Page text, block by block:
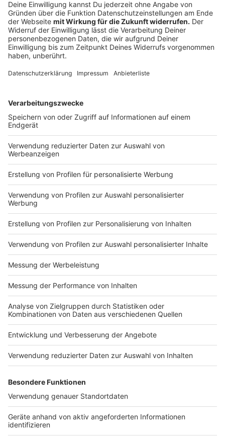
Wir benötigen Ihre
Zustimmung, um den YouTube
Video-Service zu laden!
Wir verwenden einen Service eines
Drittanbieters, um Videoinhalte
einzubetten. Dieser Service kann
Details durch und stimmen Sie der
Nutzung des Service zu, um dieses
Mehr Informationen
Akzeptieren
powered byUsercentrics Consent
Sportübungen für Kinder im KITA-Alter - präsentiert
vom Basketballverein ALBA Berlin
Anzeige
Mehr Wissenswertes in unserem Podcast
"Corona. Und jetzt?"
Anzeige
Wer noch mehr zu diesem Thema erfahren möchte,
kann sich die neueste Folge unseres Podcasts
"Corona. Und jetzt?" anhören. Dort sprechen die
anderem mit Dr. Ingo Froböse und haben noch weitere
interessante Aspekte zum Schwerpunkt "Fit im
Homeoffice."
Anzeige
Den Podcast könnt ihr über Spotify, Apple Podcasts,
Deezer, Audio Now und auch über unsere Homepage